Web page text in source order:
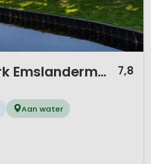
Summio Vakantiepark Emslandermeer 7,8
Aan water